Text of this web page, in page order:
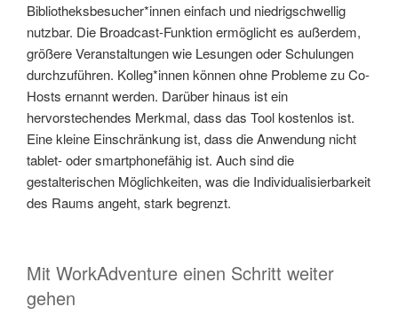
Bibliotheksbesucher*innen einfach und niedrigschwellig
nutzbar. Die Broadcast-Funktion ermöglicht es außerdem,
größere Veranstaltungen wie Lesungen oder Schulungen
durchzuführen. Kolleg*innen können ohne Probleme zu Co-
Hosts ernannt werden. Darüber hinaus ist ein
hervorstechendes Merkmal, dass das Tool kostenlos ist.
Eine kleine Einschränkung ist, dass die Anwendung nicht
tablet- oder smartphonefähig ist. Auch sind die
gestalterischen Möglichkeiten, was die Individualisierbarkeit
des Raums angeht, stark begrenzt.
Mit WorkAdventure einen Schritt weiter
gehen